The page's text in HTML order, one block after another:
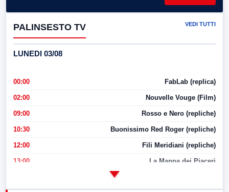
PALINSESTO TV VEDI TUTTI
LUNEDI 03/08
00:00 FabLab (replica)
02:00 Nouvelle Vouge (Film)
09:00 Rosso e Nero (repliche)
10:30 Buonissimo Red Roger (repliche)
12:00 Fili Meridiani (repliche)
13:00 La Mappa dei Piaceri